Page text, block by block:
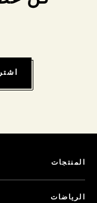
المنتجات
الرياضات